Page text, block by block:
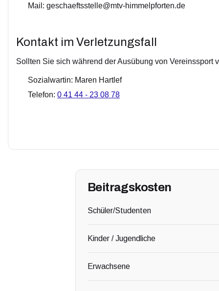
Mail: geschaeftsstelle@mtv-himmelpforten.de
Kontakt im Verletzungsfall
Sollten Sie sich während der Ausübung von Vereinssport
Sozialwartin: Maren Hartlef
Telefon: 0 41 44 - 23 08 78
Beitragskosten
Schüler/Studenten
Kinder / Jugendliche
Erwachsene